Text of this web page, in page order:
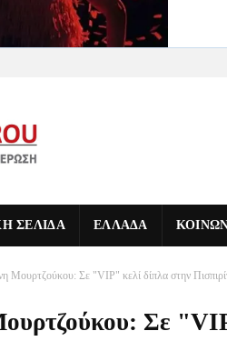
ΣΕΛΙΔΑ ΕΛΛΑΔΑ
Μουρτζούκου: Σε "VIP" κελί δίπλα στην
Σε